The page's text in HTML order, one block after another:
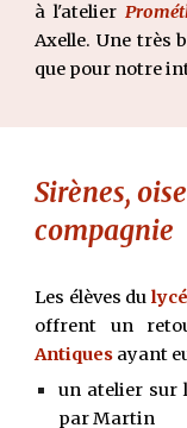
à l'atelier
Axelle. Une très
que pour notre
Sirènes,
compagnie
Les élèves du
offrent un
Antiques ayant
un atelier sur
par Martin